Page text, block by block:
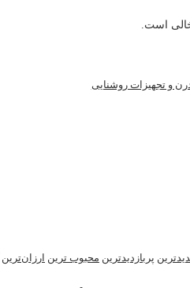
است.
و تجهیزات روشنایی
پربازدیدترین محبوب ترین ارزان‌ترین